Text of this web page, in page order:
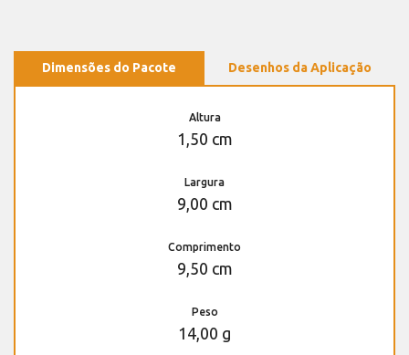
Dimensões do Pacote Desenhos da Aplicação
Altura
1,50 cm
Largura
9,00 cm
Comprimento
9,50 cm
Peso
14,00 g